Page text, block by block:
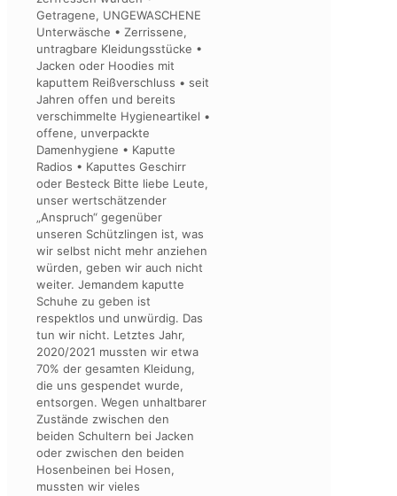
Getragene, UNGEWASCHENE
Unterwäsche • Zerrissene,
untragbare Kleidungsstücke •
Jacken oder Hoodies mit
kaputtem Reißverschluss • seit
Jahren offen und bereits
verschimmelte Hygieneartikel •
offene, unverpackte
Damenhygiene • Kaputte
Radios • Kaputtes Geschirr
oder Besteck Bitte liebe Leute,
unser wertschätzender
„Anspruch“ gegenüber
unseren Schützlingen ist, was
wir selbst nicht mehr anziehen
würden, geben wir auch nicht
weiter. Jemandem kaputte
Schuhe zu geben ist
respektlos und unwürdig. Das
tun wir nicht. Letztes Jahr,
2020/2021 mussten wir etwa
70% der gesamten Kleidung,
die uns gespendet wurde,
entsorgen. Wegen unhaltbarer
Zustände zwischen den
beiden Schultern bei Jacken
oder zwischen den beiden
Hosenbeinen bei Hosen,
mussten wir vieles